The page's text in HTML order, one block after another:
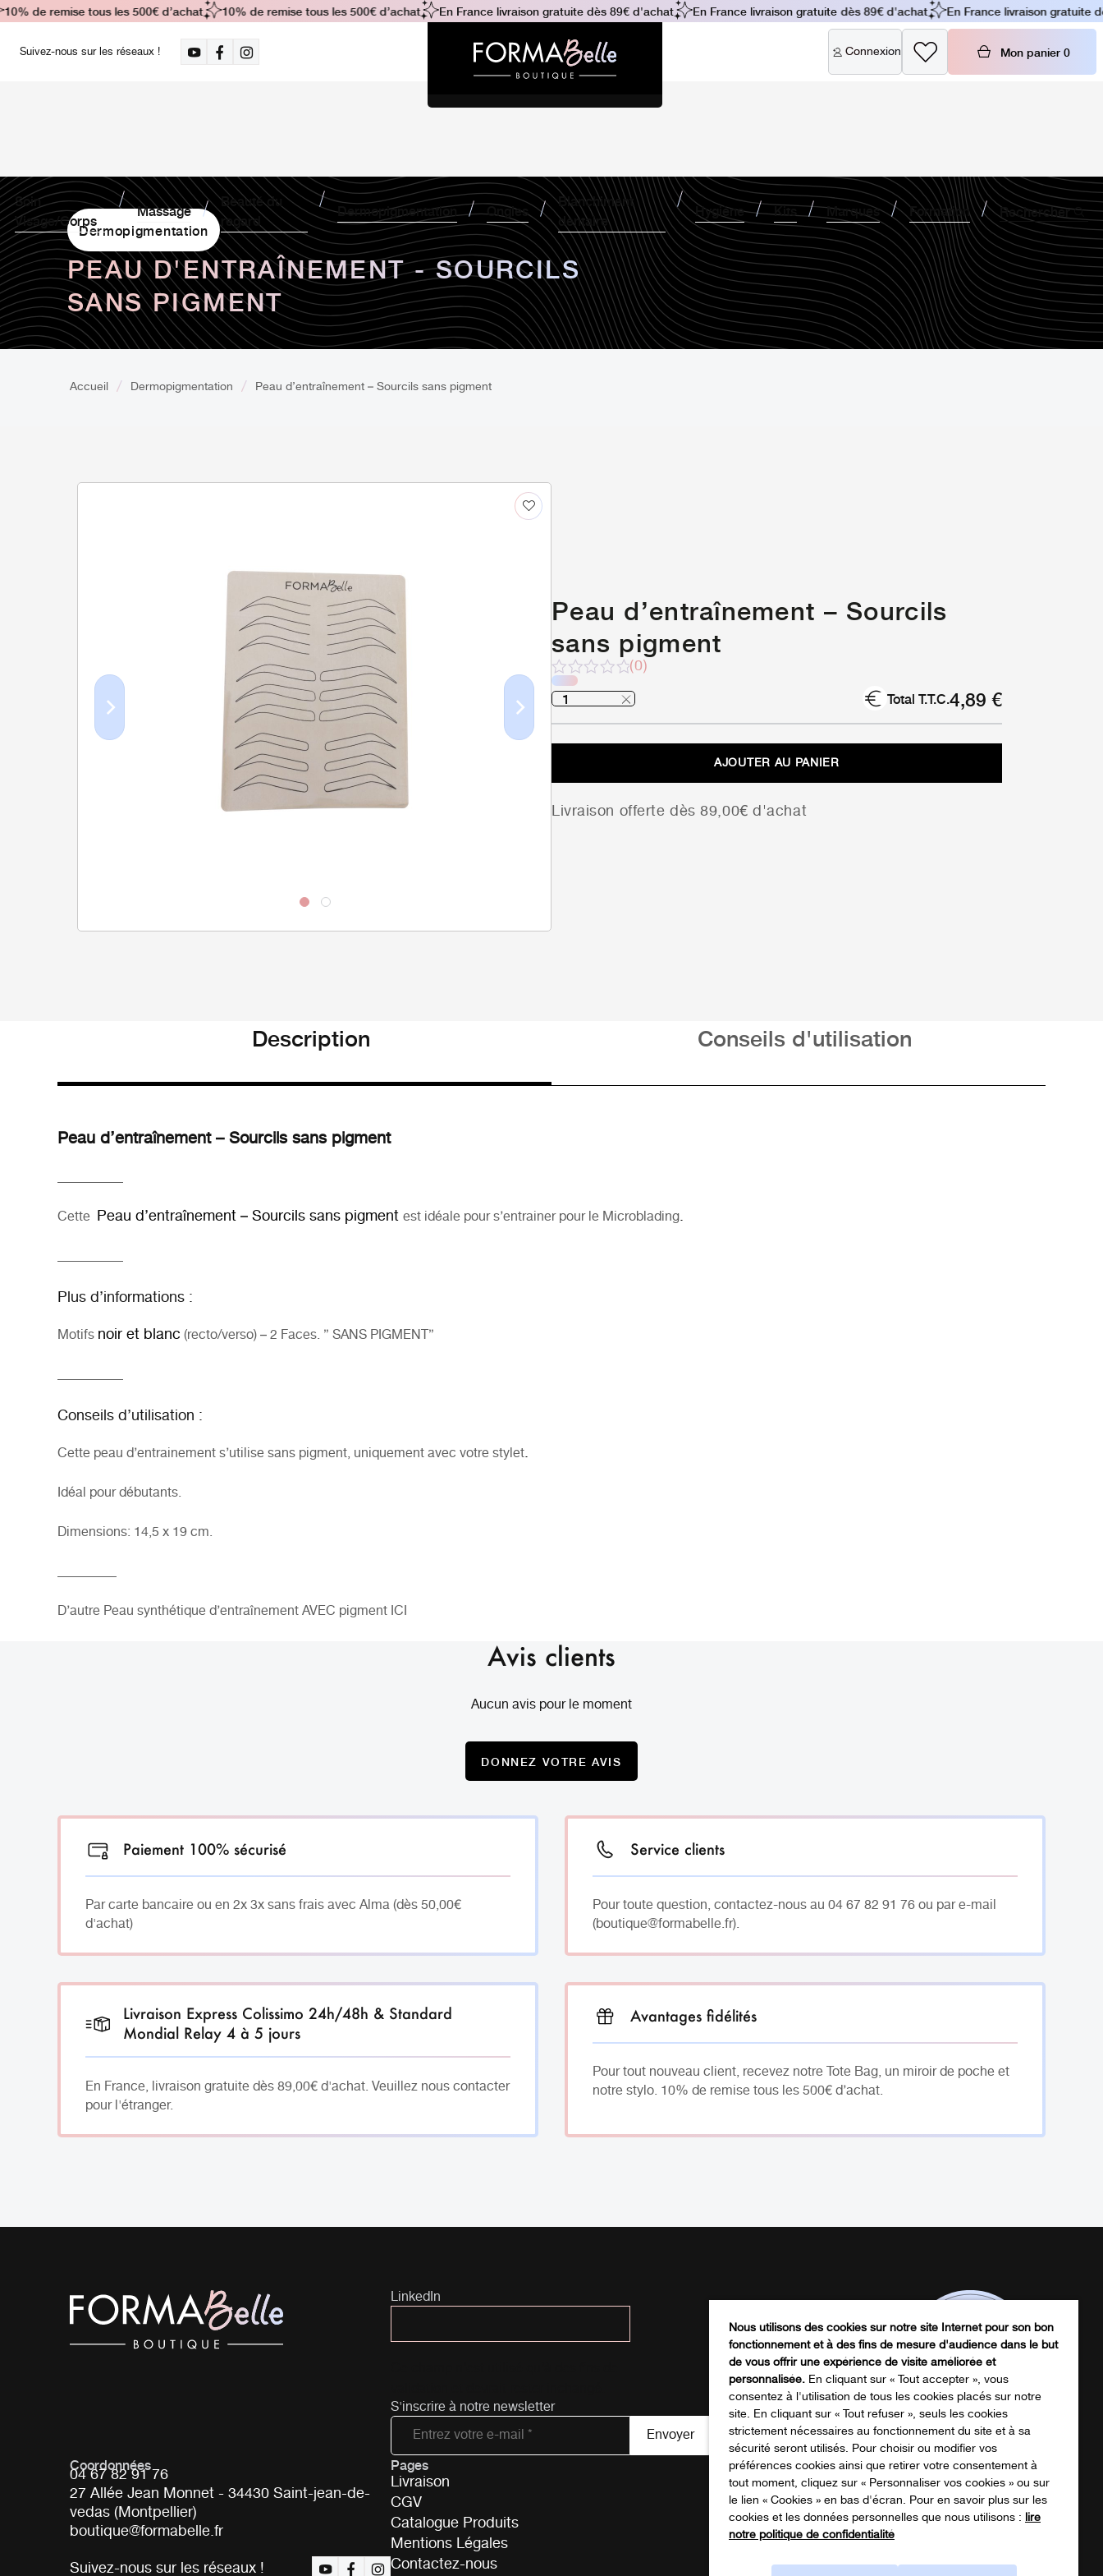
Suivez-nous sur les réseaux ! Connexion Mon panier 0
Soin
Visage/Corps
Massage
Beauté du
regard
Dermopigmentation Ongles
Blanchiment
dentaire
Hygiène Kits Marques Formation Rechercher
de remise tous les 500€ d’achat 10% de remise tous les 500€ d’achat En France livraison gratuite dès 89€ d'achat En France livraison gratuite dès 89€ d'achat En France livraison gratuite
Dermopigmentation
PEAU D'ENTRAÎNEMENT - SOURCILS
SANS PIGMENT
Accueil Dermopigmentation Peau d’entraînement – Sourcils sans pigment
Previous Next
Peau d’entraînement – Sourcils
sans pigment
Note
sur
(0)
Total T.T.C.4,89 €
AJOUTER AU PANIER
Livraison offerte dès 89,00€ d'achat
Description Conseils d'utilisation
Peau d’entraînement – Sourcils sans pigment
__________
Cette Peau d’entraînement – Sourcils sans pigment est idéale pour s’entrainer pour le Microblading.
__________
Plus d’informations :
Motifs noir et blanc (recto/verso) – 2 Faces. ” SANS PIGMENT”
__________
Conseils d’utilisation :
Cette peau d’entrainement s’utilise sans pigment, uniquement avec votrestylet.
Idéal pour débutants.
Dimensions: 14,5 x 19 cm.
_________
D’autre Peau synthétique d’entraînement AVEC pigment ICI
Avis clients
Aucun avis pour le moment
DONNEZ VOTRE AVIS
Paiement 100% sécurisé
Par carte bancaire ou en 2x 3x sans frais avec Alma (dès 50,00€
d'achat)
Service clients
Pour toute question, contactez-nous au 04 67 82 91 76 ou par e-mail
(boutique@formabelle.fr).
Livraison Express Colissimo 24h/48h & Standard
Mondial Relay 4 à 5 jours
En France, livraison gratuite dès 89,00€ d'achat. Veuillez nous contacter
pour l'étranger.
Avantages fidélités
Pour tout nouveau client, recevez notre Tote Bag, un miroir de poche et
notre stylo. 10% de remise tous les 500€ d’achat.
LinkedIn
S'inscrire à notre newsletter
Coordonnées
04 67 82 91 76
27 Allée Jean Monnet - 34430 Saint-jean-de-
vedas (Montpellier)
boutique@formabelle.fr
Suivez-nous sur les réseaux !
Pages
Livraison
CGV
Catalogue Produits
Mentions Légales
Contactez-nous
Télécharger notre catalogue produits
NOTRE CATALOGUE
Nous utilisons des cookies sur notre site Internet pour son bon
fonctionnement et à des fins de mesure d'audience dans le but
de vous offrir une expérience de visite améliorée et
personnalisée. En cliquant sur « Tout accepter », vous
consentez à l'utilisation de tous les cookies placés sur notre
site. En cliquant sur « Tout refuser », seuls les cookies
strictement nécessaires au fonctionnement du site et à sa
sécurité seront utilisés. Pour choisir ou modifier vos
préférences cookies ainsi que retirer votre consentement à
tout moment, cliquez sur « Personnaliser vos cookies » ou sur
le lien « Cookies » en bas d'écran. Pour en savoir plus sur les
cookies et les données personnelles que nous utilisons : lire
notre politique de confidentialité